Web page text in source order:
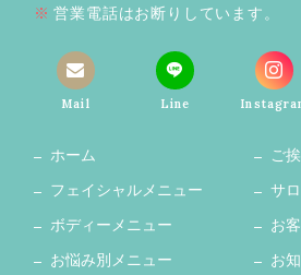
営業電話はお断りしています。
Mail Line
ホーム
フェイシャルメニュー
ボディーメニュー
お悩み別メニュー
ご
サ
お
お